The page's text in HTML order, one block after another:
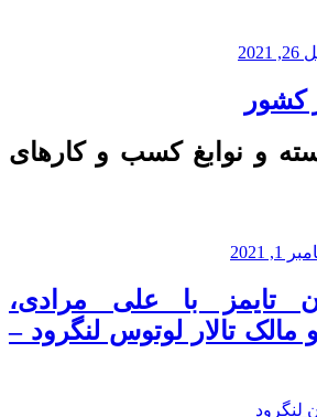
کشور
و نوابغ کسب و کارهای
2021
تایمز با علی مرادی،
و مالک تالار لوتوس لنگرود –